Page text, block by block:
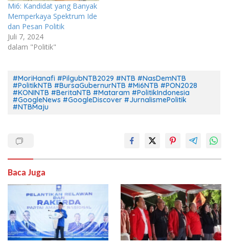
Mi6: Kandidat yang Banyak
Memperkaya Spektrum Ide
dan Pesan Politik
Juli 7, 2024
dalam "Politik"
#MoriHanafi #PilgubNTB2029 #NTB #NasDemNTB
#PolitikNTB #BursaGubernurNTB #Mi6NTB #PON2028
#KONINTB #BeritaNTB #Mataram #PolitikIndonesia
#GoogleNews #GoogleDiscover #JurnalismePolitik
#NTBMaju
Baca Juga